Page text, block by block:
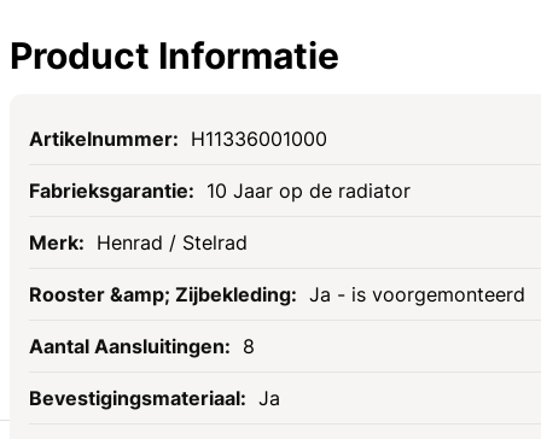
Product Informatie
Specificaties
H11336001000
10 Jaar op de radiator
Henrad / Stelrad
Ja - is voorgemonteerd
8
Ja